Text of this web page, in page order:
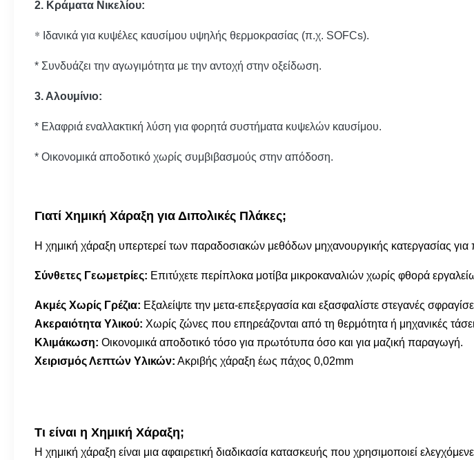
2. Κράματα Νικελίου:
* Ιδανικά για κυψέλες καυσίμου υψηλής θερμοκρασίας (π.χ. SOFCs).
* Συνδυάζει την αγωγιμότητα με την αντοχή στην οξείδωση.
3. Αλουμίνιο:
* Ελαφριά εναλλακτική λύση για φορητά συστήματα κυψελών καυσίμου.
* Οικονομικά αποδοτικό χωρίς συμβιβασμούς στην απόδοση.
Γιατί Χημική Χάραξη για Διπολικές Πλάκες;
Η χημική χάραξη υπερτερεί των παραδοσιακών μεθόδων μηχανουργικής κατεργασίας για
Σύνθετες Γεωμετρίες: Επιτύχετε περίπλοκα μοτίβα μικροκαναλιών χωρίς φθορά
Ακμές Χωρίς Γρέζια: Εξαλείψτε την μετα-επεξεργασία και εξασφαλίστε στεγανές
Ακεραιότητα Υλικού: Χωρίς ζώνες που επηρεάζονται από τη θερμότητα ή μηχανικές
Κλιμάκωση: Οικονομικά αποδοτικό τόσο για πρωτότυπα όσο και για μαζική παραγωγή.
Χειρισμός Λεπτών Υλικών: Ακριβής χάραξη έως πάχος 0,02mm
Τι είναι η Χημική Χάραξη;
Η χημική χάραξη είναι μια αφαιρετική διαδικασία κατασκευής που χρησιμοποιεί